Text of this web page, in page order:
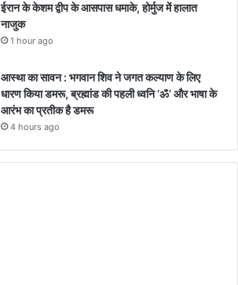
ईरान के केशम द्वीप के आसपास धमाके, होर्मुज में हालात
नाजुक
1 hour ago
आस्था का सावन : भगवान शिव ने जगत कल्याण के लिए
धारण किया डमरू, ब्रह्मांड की पहली ध्वनि ‘ॐ’ और भाषा के
आरंभ का प्रतीक है डमरू
4 hours ago